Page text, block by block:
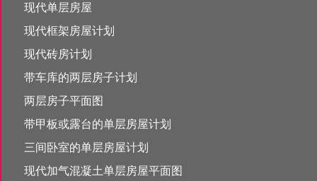
现代单层房屋
现代框架房屋计划
现代砖房计划
带车库的两层房子计划
两层房子平面图
带甲板或露台的单层房屋计划
三间卧室的单层房屋计划
现代加气混凝土单层房屋平面图